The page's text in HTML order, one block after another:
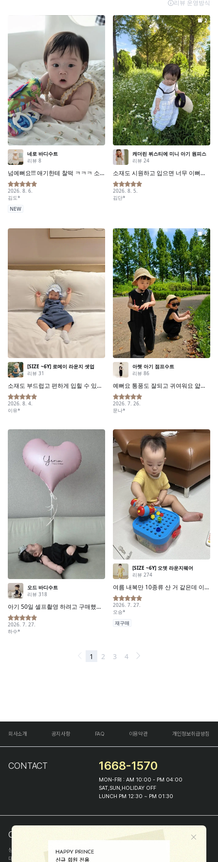
회사소개 공지사항 FAQ 이용약관 개인정보취급방침
CONTACT 1668-1570
MON-FRI : AM 10:00 - PM 04:00
SAT,SUN,HOLIDAY OFF
LUNCH PM 12:30 ~ PM 01:30
COMPANY INFO
상호
(주)해피프린스
대표
이화진